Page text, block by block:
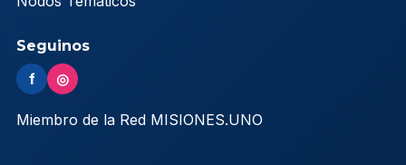
Seguinos
f ◎
Miembro de la Red MISIONES.UNO